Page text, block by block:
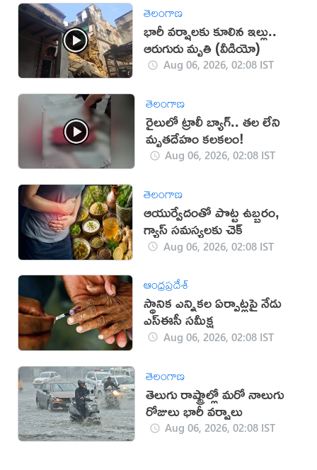
తెలంగాణ
భారీ వర్షాలకు కూలిన ఇల్లు..
ఆరుగురు మృతి (వీడియో)
Aug 06, 2026, 02:08 IST
తెలంగాణ
రైలులో ట్రాలీ బ్యాగ్.. తల లేని
మృతదేహం కలకలం!
Aug 06, 2026, 02:08 IST
తెలంగాణ
ఆయుర్వేదంతో పొట్ట ఉబ్బరం,
గ్యాస్ సమస్యలకు చెక్
Aug 06, 2026, 02:08 IST
ఆంధ్రప్రదేశ్
స్థానిక ఎన్నికల ఏర్పాట్లపై నేడు
ఎస్ఈసీ సమీక్ష
Aug 06, 2026, 02:08 IST
తెలంగాణ
తెలుగు రాష్ట్రాల్లో మరో నాలుగు
రోజులు భారీ వర్షాలు
Aug 06, 2026, 02:08 IST